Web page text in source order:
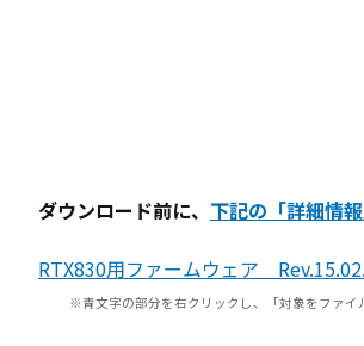
ダウンロード前に、 下記の「詳細情
RTX830用ファームウェア
青文字の部分を右クリックし、「対象をファイ